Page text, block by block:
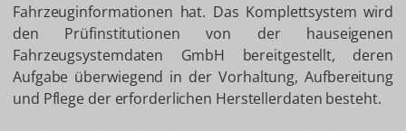
Fahrzeuginformationen hat. Das Komplettsystem wird
den Prüfinstitutionen von der hauseigenen
Fahrzeugsystemdaten GmbH bereitgestellt, deren
Aufgabe überwiegend in der Vorhaltung, Aufbereitung
und Pflege der erforderlichen Herstellerdaten besteht.